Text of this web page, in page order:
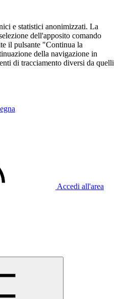
e statistici anonimizzati. La
dell'apposito comando
il pulsante "Continua la
della navigazione in
di tracciamento diversi da quelli
Accedi all'area